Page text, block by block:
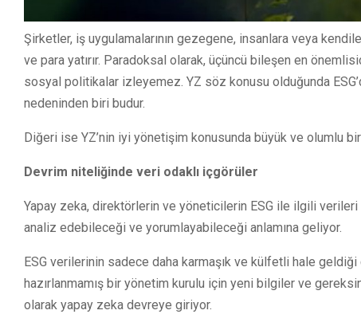
Şirketler, iş uygulamalarının gezegene, insanlara veya
ve para yatırır. Paradoksal olarak, üçüncü bileşen en
sosyal politikalar izleyemez. YZ söz konusu olduğunda
nedeninden biri budur.
Diğeri ise YZ’nin iyi yönetişim konusunda büyük ve olumlu
Devrim niteliğinde veri odaklı içgörüler
Yapay zeka, direktörlerin ve yöneticilerin ESG ile ilgili
analiz edebileceği ve yorumlayabileceği anlamına geliyor.
ESG verilerinin sadece daha karmaşık ve külfetli hale
hazırlanmamış bir yönetim kurulu için yeni bilgiler ve
olarak yapay zeka devreye giriyor.